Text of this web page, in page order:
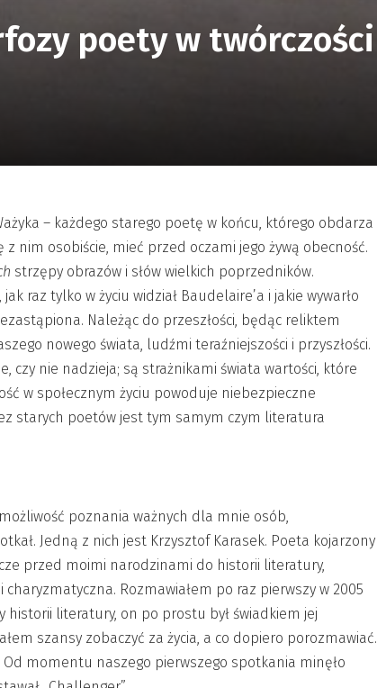
poety w twórczości
– każdego starego poetę w końcu, którego obdarza
nim osobiście, mieć przed oczami jego żywą obecność.
strzępy obrazów i słów wielkich poprzedników.
raz tylko w życiu widział Baudelaire’a i jakie wywarło
Należąc do przeszłości, będąc reliktem
nowego świata, ludźmi teraźniejszości i przyszłości.
czy nie nadzieja; są strażnikami świata wartości, które
w społecznym życiu powoduje niebezpieczne
starych poetów jest tym samym czym literatura
poznania ważnych dla mnie osób,
Jedną z nich jest Krzysztof Karasek. Poeta kojarzony
przed moimi narodzinami do historii literatury,
Rozmawiałem po raz pierwszy w 2005
historii literatury, on po prostu był świadkiem jej
szansy zobaczyć za życia, a co dopiero porozmawiać.
momentu naszego pierwszego spotkania minęło